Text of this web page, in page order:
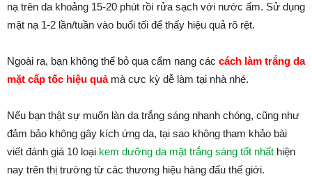
nạ trên da khoảng 15-20 phút rồi rửa sạch với nước ấm. Sử dụng
mặt nạ 1-2 lần/tuần vào buổi tối để thấy hiệu quả rõ rệt.
Ngoài ra, bạn không thể bỏ qua cẩm nang các cách làm trắng da
mặt cấp tốc hiệu quảmà cực kỳ dễ làm tại nhà nhé.
Nếu bạn thật sự muốn làn da trắng sáng nhanh chóng, cũng như
đảm bảo không gây kích ứng da, tại sao không tham khảo bài
viết đánh giá 10 loại kem dưỡng da mặt trắng sáng tốt nhất hiện
nay trên thị trường từ các thương hiệu hàng đấu thế giới.